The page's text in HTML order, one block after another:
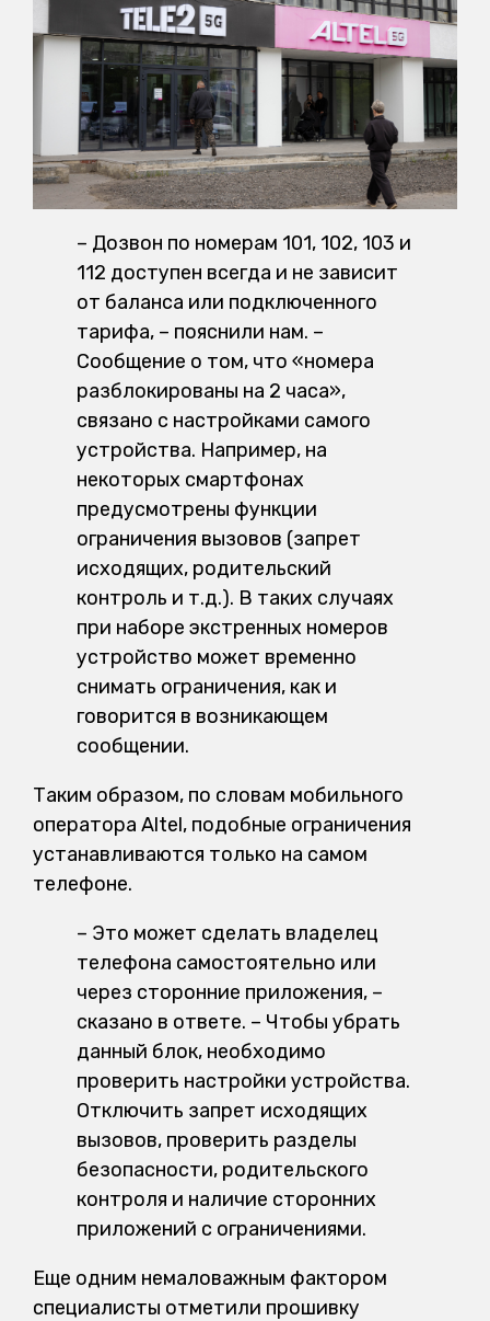
– Дозвон по номерам 101, 102, 103 и
112 доступен всегда и не зависит
от баланса или подключенного
тарифа, – пояснили нам. –
Сообщение о том, что «номера
разблокированы на 2 часа»,
связано с настройками самого
устройства. Например, на
некоторых смартфонах
предусмотрены функции
ограничения вызовов (запрет
исходящих, родительский
контроль и т.д.). В таких случаях
при наборе экстренных номеров
устройство может временно
снимать ограничения, как и
говорится в возникающем
сообщении.
Таким образом, по словам мобильного
оператора Altel, подобные ограничения
устанавливаются только на самом
телефоне.
– Это может сделать владелец
телефона самостоятельно или
через сторонние приложения, –
сказано в ответе. – Чтобы убрать
данный блок, необходимо
проверить настройки устройства.
Отключить запрет исходящих
вызовов, проверить разделы
безопасности, родительского
контроля и наличие сторонних
приложений с ограничениями.
Еще одним немаловажным фактором
специалисты отметили прошивку